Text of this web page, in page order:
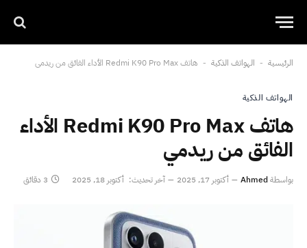
الرئيسية - الهواتف الذكية - هاتف Redmi K90 Pro Max الأداء الفائق من ريدمي
الهواتف الذكية
هاتف Redmi K90 Pro Max الأداء
الفائق من ريدمي
بواسطةAhmed أكتوبر 17, 2025 آخر تحديث: أكتوبر 18, 2025 3 دقائق